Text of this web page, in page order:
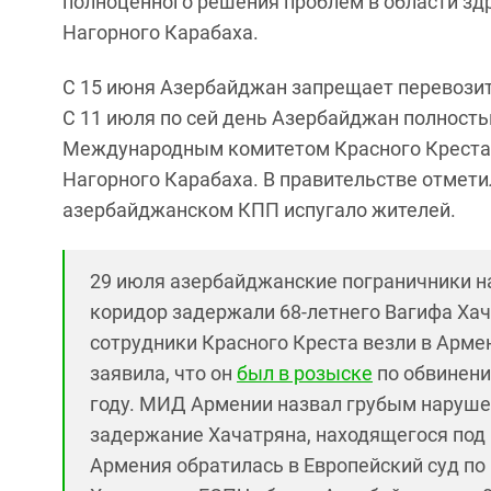
Нагорного Карабаха.
С 15 июня Азербайджан запрещает
С 11 июля по сей день Азербайджан
Международным комитетом Красного
Нагорного Карабаха. В правительстве
азербайджанском КПП испугало жителей.
29 июля азербайджанские пограничники
коридор задержали 68-летнего Вагифа
сотрудники Красного Креста везли в
заявила, что он был в розыске по
году. МИД Армении назвал грубым
задержание Хачатряна, находящегося
Армения обратилась в Европейский суд